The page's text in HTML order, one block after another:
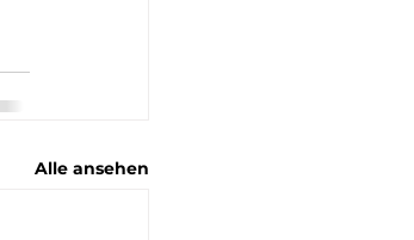
Alle ansehen